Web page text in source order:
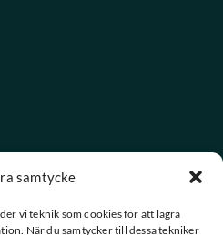
samtycke
vi teknik som cookies för att lagra
När du samtycker till dessa tekniker